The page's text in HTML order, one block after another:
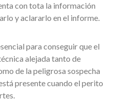
con tota la información
y aclararlo en el informe.
para conseguir que el
alejada tanto de
de la peligrosa sospecha
presente cuando el perito